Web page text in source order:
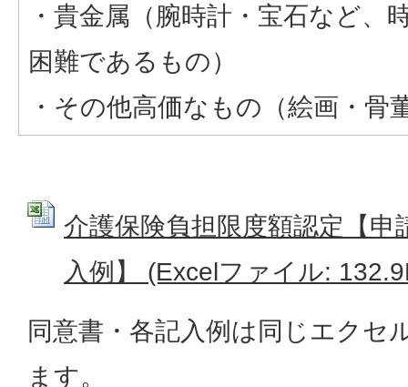
・貴金属（腕時計・宝石など、
困難であるもの）
・その他高価なもの（絵画・骨
介護保険負担限度額認定【申
入例】 (Excelファイル:
同意書・各記入例は同じエクセ
ます。